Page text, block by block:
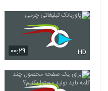
۰۰:۲۹ HD